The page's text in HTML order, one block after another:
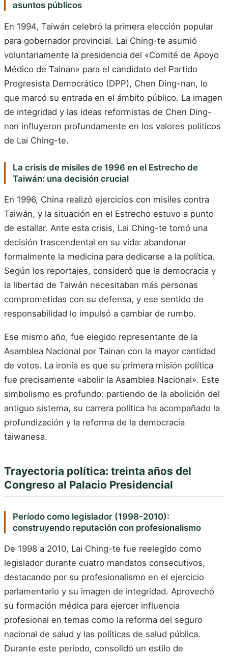
asuntos públicos
En 1994, Taiwán celebró la primera elección popular
para gobernador provincial. Lai Ching-te asumió
voluntariamente la presidencia del «Comité de Apoyo
Médico de Tainan» para el candidato del Partido
Progresista Democrático (DPP), Chen Ding-nan, lo
que marcó su entrada en el ámbito público. La imagen
de integridad y las ideas reformistas de Chen Ding-
nan influyeron profundamente en los valores políticos
de Lai Ching-te.
La crisis de misiles de 1996 en el Estrecho de
Taiwán: una decisión crucial
En 1996, China realizó ejercicios con misiles contra
Taiwán, y la situación en el Estrecho estuvo a punto
de estallar. Ante esta crisis, Lai Ching-te tomó una
decisión trascendental en su vida: abandonar
formalmente la medicina para dedicarse a la política.
Según los reportajes, consideró que la democracia y
la libertad de Taiwán necesitaban más personas
comprometidas con su defensa, y ese sentido de
responsabilidad lo impulsó a cambiar de rumbo.
Ese mismo año, fue elegido representante de la
Asamblea Nacional por Tainan con la mayor cantidad
de votos. La ironía es que su primera misión política
fue precisamente «abolir la Asamblea Nacional». Este
simbolismo es profundo: partiendo de la abolición del
antiguo sistema, su carrera política ha acompañado la
profundización y la reforma de la democracia
taiwanesa.
Trayectoria política: treinta años del
Congreso al Palacio Presidencial
Período como legislador (1998-2010):
construyendo reputación con profesionalismo
De 1998 a 2010, Lai Ching-te fue reelegido como
legislador durante cuatro mandatos consecutivos,
destacando por su profesionalismo en el ejercicio
parlamentario y su imagen de integridad. Aprovechó
su formación médica para ejercer influencia
profesional en temas como la reforma del seguro
nacional de salud y las políticas de salud pública.
Durante este período, consolidó un estilo de